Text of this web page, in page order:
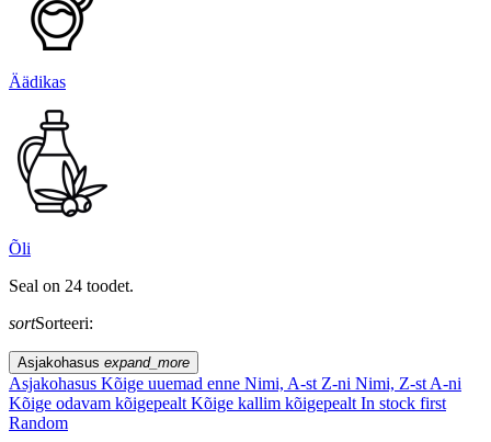
Äädikas
Õli
Seal on 24 toodet.
sortSorteeri:
Asjakohasus expand_more
Asjakohasus Kõige uuemad enne Nimi, A-st Z-ni Nimi, Z-st A-ni
Kõige odavam kõigepealt Kõige kallim kõigepealt In stock first
Random